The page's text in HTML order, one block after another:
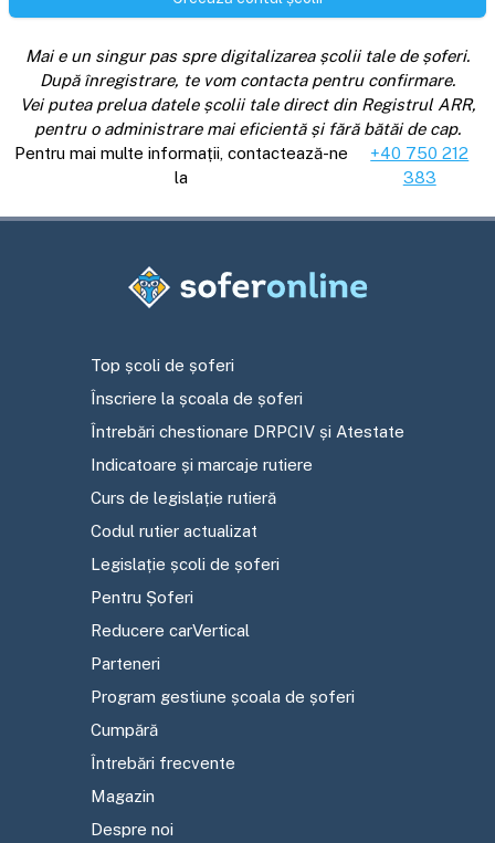
Mai e un singur pas spre digitalizarea școlii tale de șoferi.
După înregistrare, te vom contacta pentru confirmare.
Vei putea prelua datele școlii tale direct din Registrul ARR,
pentru o administrare mai eficientă și fără bătăi de cap.
Pentru mai multe informații, contactează-ne
la
+40 750 212
383
Top școli de șoferi
Înscriere la școala de șoferi
Întrebări chestionare DRPCIV și Atestate
Indicatoare și marcaje rutiere
Curs de legislație rutieră
Codul rutier actualizat
Legislație școli de șoferi
Pentru Șoferi
Reducere carVertical
Parteneri
Program gestiune școala de șoferi
Cumpără
Întrebări frecvente
Magazin
Despre noi